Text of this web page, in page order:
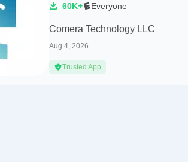
60K+ Everyone
Comera Technology LLC
Aug 4, 2026
Trusted App